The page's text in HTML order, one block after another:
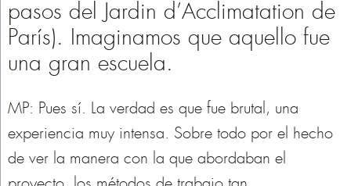
pasos del Jardin d’Acclimatation de
París). Imaginamos que aquello fue
una gran escuela.
MP: Pues sí. La verdad es que fue brutal, una
experiencia muy intensa. Sobre todo por el hecho
de ver la manera con la que abordaban el